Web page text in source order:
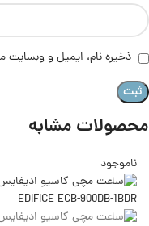
ذخیره نام، ایمیل و وبسایت
محصولات مشابه
ناموجود